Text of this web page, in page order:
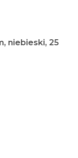
niebieski, 25